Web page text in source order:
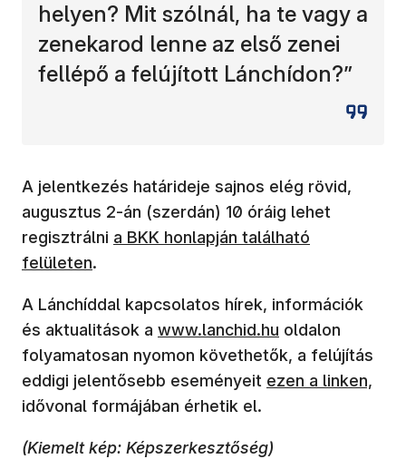
helyen? Mit szólnál, ha te vagy a
zenekarod lenne az első zenei
fellépő a felújított Lánchídon?”
A jelentkezés határideje sajnos elég rövid,
augusztus 2-án (szerdán) 10 óráig lehet
regisztrálni a BKK honlapján található
felületen.
A Lánchíddal kapcsolatos hírek, információk
és aktualitások a www.lanchid.hu oldalon
folyamatosan nyomon követhetők, a felújítás
eddigi jelentősebb eseményeit ezen a linken,
idővonal formájában érhetik el.
(Kiemelt kép: Képszerkesztőség)